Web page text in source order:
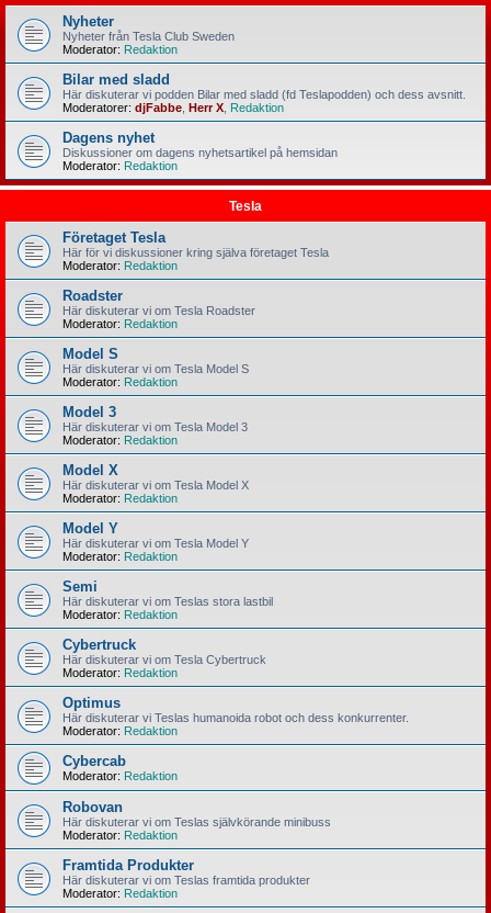
Nyheter
Nyheter från Tesla Club Sweden
Moderator: Redaktion
Bilar med sladd
Här diskuterar vi podden Bilar med sladd (fd Teslapodden) och dess avsnitt.
Moderatorer: djFabbe Herr X Redaktion
Dagens nyhet
Diskussioner om dagens nyhetsartikel på hemsidan
Moderator: Redaktion
Tesla
Företaget Tesla
Här för vi diskussioner kring själva företaget Tesla
Moderator: Redaktion
Roadster
Här diskuterar vi om Tesla Roadster
Moderator: Redaktion
Model S
Här diskuterar vi om Tesla Model S
Moderator: Redaktion
Model 3
Här diskuterar vi om Tesla Model 3
Moderator: Redaktion
Model X
Här diskuterar vi om Tesla Model X
Moderator: Redaktion
Model Y
Här diskuterar vi om Tesla Model Y
Moderator: Redaktion
Semi
Här diskuterar vi om Teslas stora lastbil
Moderator: Redaktion
Cybertruck
Här diskuterar vi om Tesla Cybertruck
Moderator: Redaktion
Optimus
Här diskuterar vi Teslas humanoida robot och dess konkurrenter.
Moderator: Redaktion
Cybercab
Moderator: Redaktion
Robovan
Här diskuterar vi om Teslas självkörande minibuss
Moderator: Redaktion
Framtida Produkter
Här diskuterar vi om Teslas framtida produkter
Moderator: Redaktion